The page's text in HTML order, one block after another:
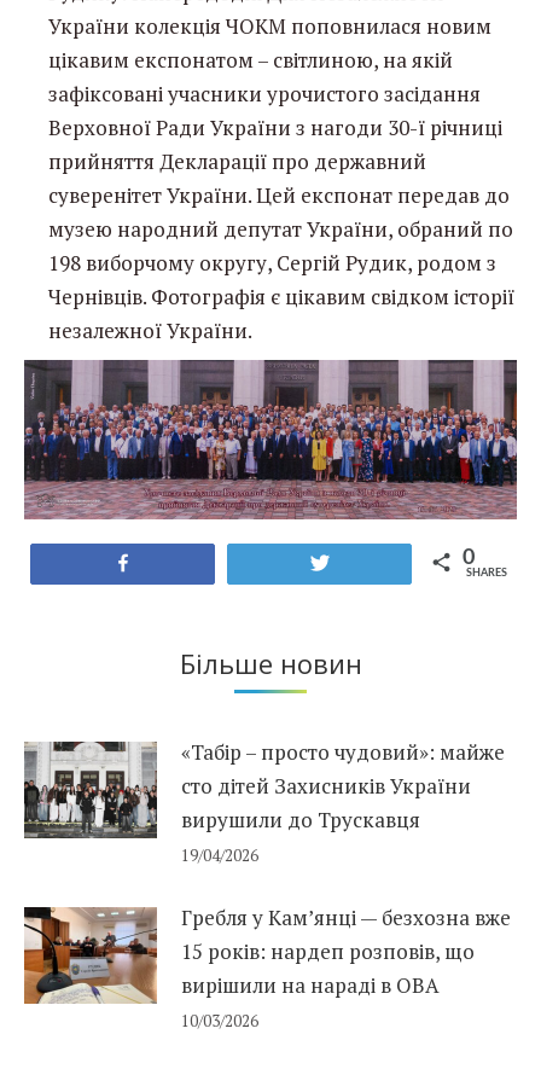
України колекція ЧОКМ поповнилася новим
цікавим експонатом – світлиною, на якій
зафіксовані учасники урочистого засідання
Верховної Ради України з нагоди 30-ї річниці
прийняття Декларації про державний
суверенітет України. Цей експонат передав до
музею народний депутат України, обраний по
198 виборчому округу, Сергій Рудик, родом з
Чернівців. Фотографія є цікавим свідком історії
незалежної України.
0
SHARES
Більше новин
«Табір – просто чудовий»: майже
сто дітей Захисників України
вирушили до Трускавця
19/04/2026
Гребля у Кам’янці — безхозна вже
15 років: нардеп розповів, що
вирішили на нараді в ОВА
10/03/2026